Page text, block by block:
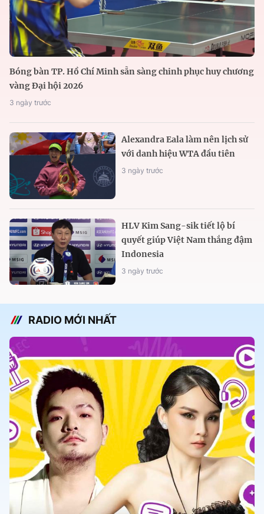
Bóng bàn TP. Hồ Chí Minh sẵn sàng chinh phục huy chương
vàng Đại hội 2026
3 ngày trước
Alexandra Eala làm nên lịch sử
với danh hiệu WTA đầu tiên
3 ngày trước
HLV Kim Sang-sik tiết lộ bí
quyết giúp Việt Nam thắng đậm
Indonesia
3 ngày trước
RADIO MỚI NHẤT